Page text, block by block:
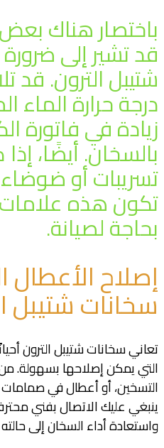
باختصار هناك
قد تشير إلى
شتيبل الترون. قد
درجة حرارة الماء
زيادة في فاتورة
بالسخان. أيضًا،
تسريبات أو
تكون هذه
بحاجة لصيانة.
إصلاح
سخانات شتيبل
تعاني سخانات شتيبل الترون
التي يمكن إصلاحها بسهولة.
التسخين، أو أعطال في صمامات
ينبغي عليك الاتصال بفني
واستعادة أداء السخان إلى